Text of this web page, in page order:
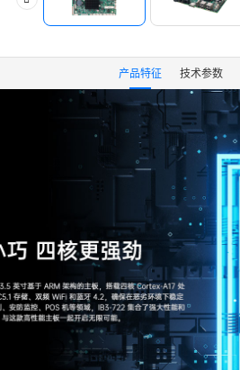
产品特征 技术参数